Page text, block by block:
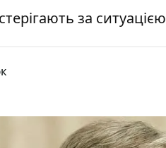
за ситуацією